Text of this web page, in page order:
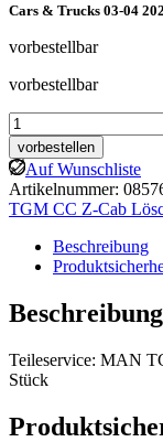
Cars & Trucks 03-04
vorbestellbar
vorbestellbar
Herpa
Teileservice:
MAN
TGM
CC
Z-
Löschfahrzeug
Menge
vorbestellen
Auf Wunschliste
Artikelnummer:
TGM CC Z-Cab
Beschreibung
Beschreibung
Teileservice: MAN
Stück